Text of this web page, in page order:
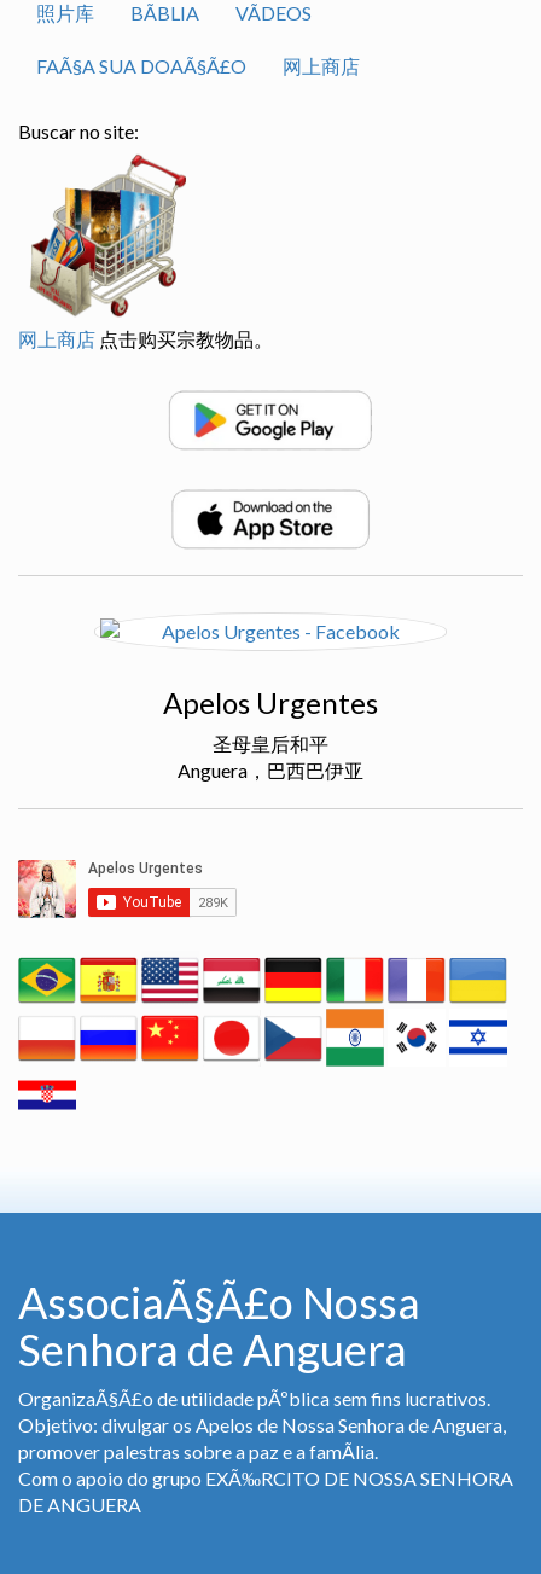
照片库 BÃ­BLIA VÃ­DEOS
FAÃ§A SUA DOAÃ§Ã£O 网上商店
Buscar no site:
网上商店 点击购买宗教物品。
Apelos Urgentes
圣母皇后和平
Anguera，巴西巴伊亚
AssociaÃ§Ã£o Nossa
Senhora de Anguera
OrganizaÃ§Ã£o de utilidade pÃºblica sem fins lucrativos.
Objetivo: divulgar os Apelos de Nossa Senhora de Anguera,
promover palestras sobre a paz e a famÃ­lia.
Com o apoio do grupo EXÃ‰RCITO DE NOSSA SENHORA
DE ANGUERA